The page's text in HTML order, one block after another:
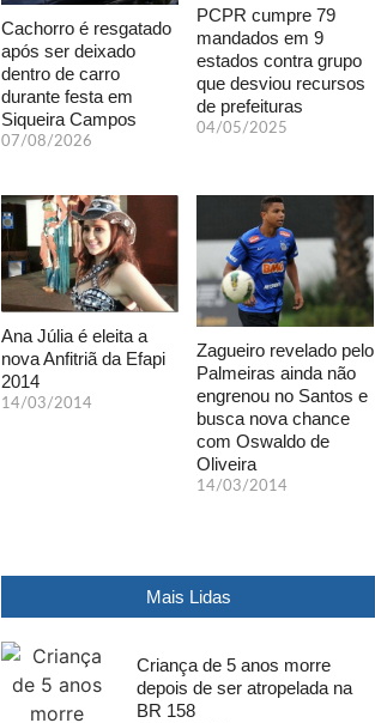
Cachorro é resgatado
após ser deixado
dentro de carro
durante festa em
Siqueira Campos
07/08/2026
PCPR cumpre 79
mandados em 9
estados contra grupo
que desviou recursos
de prefeituras
04/05/2025
Ana Júlia é eleita a
nova Anfitriã da Efapi
2014
14/03/2014
Zagueiro revelado pelo
Palmeiras ainda não
engrenou no Santos e
busca nova chance
com Oswaldo de
Oliveira
14/03/2014
Mais Lidas
Criança de 5 anos morre
depois de ser atropelada na
BR 158